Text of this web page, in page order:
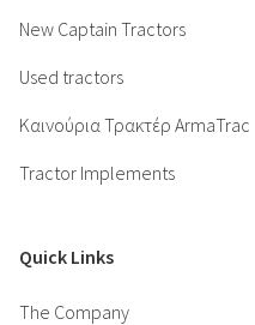
New Captain Tractors
Used tractors
Καινούρια Τρακτέρ ArmaTrac
Tractor Implements
Quick Links
The Company